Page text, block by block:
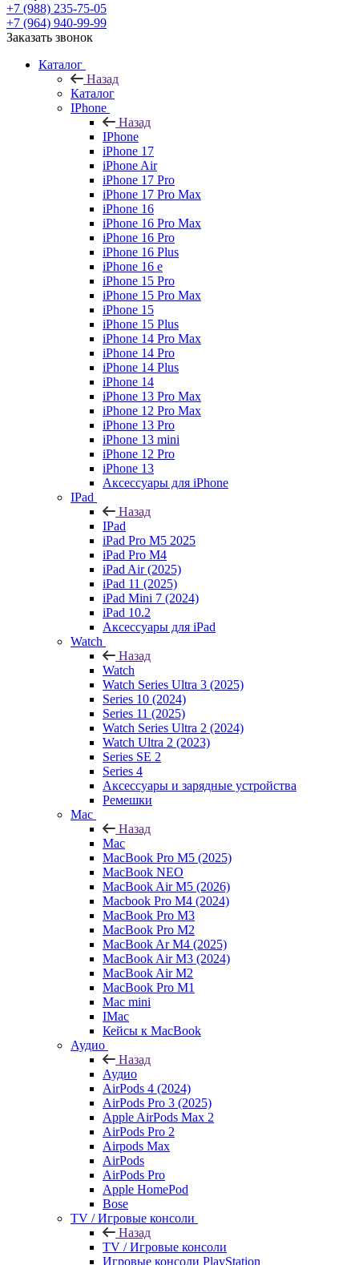
+7 (988) 235-75-05
+7 (964) 940-99-99
Заказать звонок
Каталог
Назад
Каталог
IPhone
Назад
IPhone
iPhone 17
iPhone Air
iPhone 17 Pro
iPhone 17 Pro Max
iPhone 16
iPhone 16 Pro Max
iPhone 16 Pro
iPhone 16 Plus
iPhone 16 e
iPhone 15 Pro
iPhone 15 Pro Max
iPhone 15
iPhone 15 Plus
iPhone 14 Pro Max
iPhone 14 Pro
iPhone 14 Plus
iPhone 14
iPhone 13 Pro Max
iPhone 12 Pro Max
iPhone 13 Pro
iPhone 13 mini
iPhone 12 Pro
iPhone 13
Аксессуары для iPhone
IPad
Назад
IPad
iPad Pro M5 2025
iPad Pro M4
iPad Air (2025)
iPad 11 (2025)
iPad Mini 7 (2024)
iPad 10.2
Аксессуары для iPad
Watch
Назад
Watch
Watch Series Ultra 3 (2025)
Series 10 (2024)
Series 11 (2025)
Watch Series Ultra 2 (2024)
Watch Ultra 2 (2023)
Series SE 2
Series 4
Аксессуары и зарядные устройства
Ремешки
Mac
Назад
Mac
MacBook Pro M5 (2025)
MacBook NEO
MacBook Air M5 (2026)
Macbook Pro M4 (2024)
MacBook Pro M3
MacBook Pro M2
MacBook Ar M4 (2025)
MacBook Air M3 (2024)
MacBook Air M2
MacBook Pro M1
Mac mini
IMac
Кейсы к MacBook
Аудио
Назад
Аудио
AirPods 4 (2024)
AirPods Pro 3 (2025)
Apple AirPods Max 2
AirPods Pro 2
Airpods Max
AirPods
AirPods Pro
Apple HomePod
Bose
TV / Игровые консоли
Назад
TV / Игровые консоли
Игровые консоли PlayStation